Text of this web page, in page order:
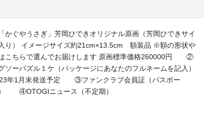
かぐやうさぎ」芳岡ひできオリジナル原画（芳岡ひできサイ
り） イメージサイズ約21cm×13.5cm 額装品 ※額の形状や
こちらで選んでお届けします 原画標準価格260000円 ②
ソーパズル１ケ（パッケージにあなたのフルネームを記入）
年1月末発送予定 ③ファンクラブ会員証（パスポー
④OTOGIニュース（不定期）